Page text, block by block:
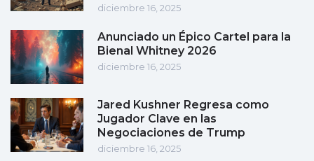
diciembre 16, 2025
Anunciado un Épico Cartel para la
Bienal Whitney 2026
diciembre 16, 2025
Jared Kushner Regresa como
Jugador Clave en las
Negociaciones de Trump
diciembre 16, 2025